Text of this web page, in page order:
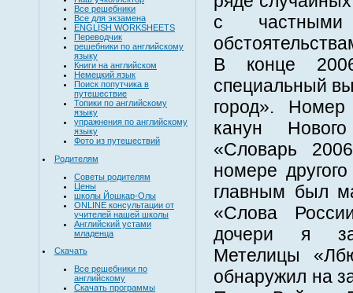
Все решебники
Все для экзамена
ENGLISH WORKSHEETS
Переводчик
решебники по английскому
языку
Книги на английском
Немецкий язык
Поиск попутчика в
путешествие
Топики по английскому
языку
упражнения по английскому
языку
Фото из путешествий
Родителям
Советы родителям
Цены
школы Йошкар-Олы
ONLINE консультации от
учителей нашей школы
Английский устами
младенца
Скачать
Все решебники по
английскому
Скачать программы
с
В конце
специальный
город».
канун
«Словарь
номере
главным был
«Слова
дочери я
Метелицы
обнаружил на